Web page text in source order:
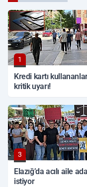
1
Kredi kartı
kritik uyarı!
3
Elazığ’da acılı aile
istiyor